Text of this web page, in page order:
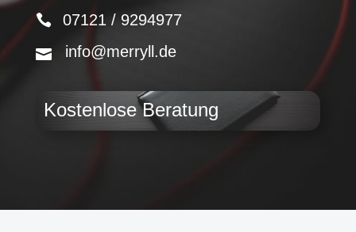
07121 / 9294977
info@merryll.de
Kostenlose Beratung